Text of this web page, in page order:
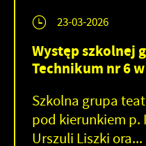
23-03-2026
Występ szkolnej
Technikum nr 6
Szkolna grupa
pod kierunkiem p.
Urszuli Liszki ora...